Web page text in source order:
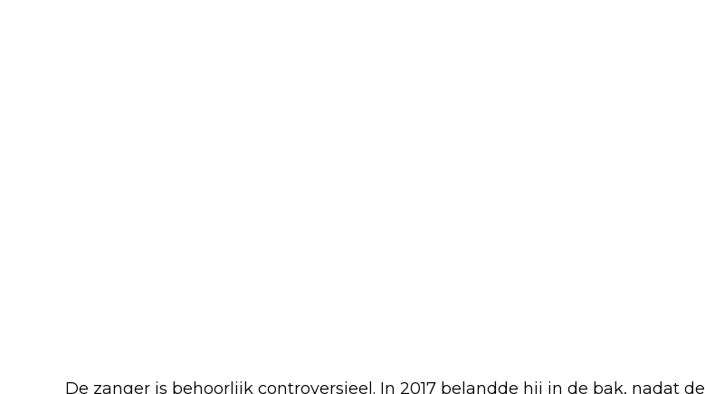
De zanger is behoorlijk controversieel. In 2017 belandde hij in de bak, nadat de